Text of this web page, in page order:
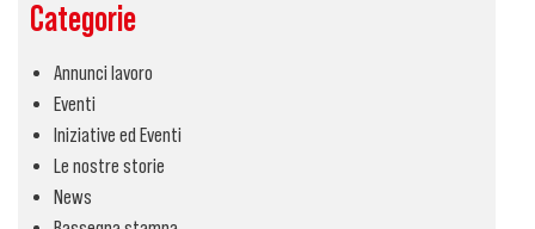
Categorie
Annunci lavoro
Eventi
Iniziative ed Eventi
Le nostre storie
News